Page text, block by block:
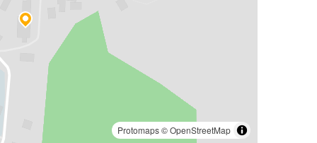
Protomaps©OpenStreetMap